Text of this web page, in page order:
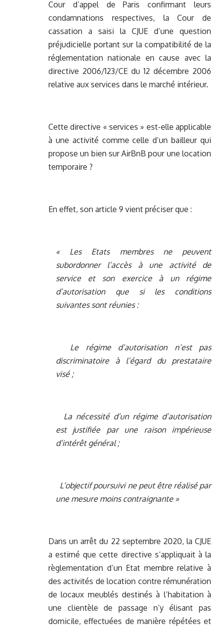
Cour d’appel de Paris confirmant leurs
condamnations respectives, la Cour de
cassation a saisi la CJUE d’une question
préjudicielle portant sur la compatibilité de la
réglementation nationale en cause avec la
directive 2006/123/CE du 12 décembre 2006
relative aux services dans le marché intérieur.
Cette directive « services » est-elle applicable
à une activité comme celle d’un bailleur qui
propose un bien sur AirBnB pour une location
temporaire ?
En effet, son article 9 vient préciser que :
« Les Etats membres ne peuvent
subordonner l’accès à une activité de
service et son exercice à un régime
d’autorisation que si les conditions
suivantes sont réunies :
Le régime d’autorisation n’est pas
discriminatoire à l’égard du prestataire
visé ;
La nécessité d’un régime d’autorisation
est justifiée par une raison impérieuse
d’intérêt général ;
L’objectif poursuivi ne peut être réalisé par
une mesure moins contraignante »
Dans un arrêt du 22 septembre 2020, la CJUE
a estimé que cette directive s’appliquait à la
règlementation d’un Etat membre relative à
des activités de location contre rémunération
de locaux meublés destinés à l’habitation à
une clientèle de passage n’y élisant pas
domicile, effectuées de manière répétées et